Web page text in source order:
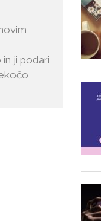
ji podari